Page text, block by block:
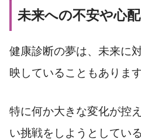
未来への不安や心
健康診断の夢は、未来に
映していることもあります
特に何か大きな変化が控
い挑戦をしようとしてい